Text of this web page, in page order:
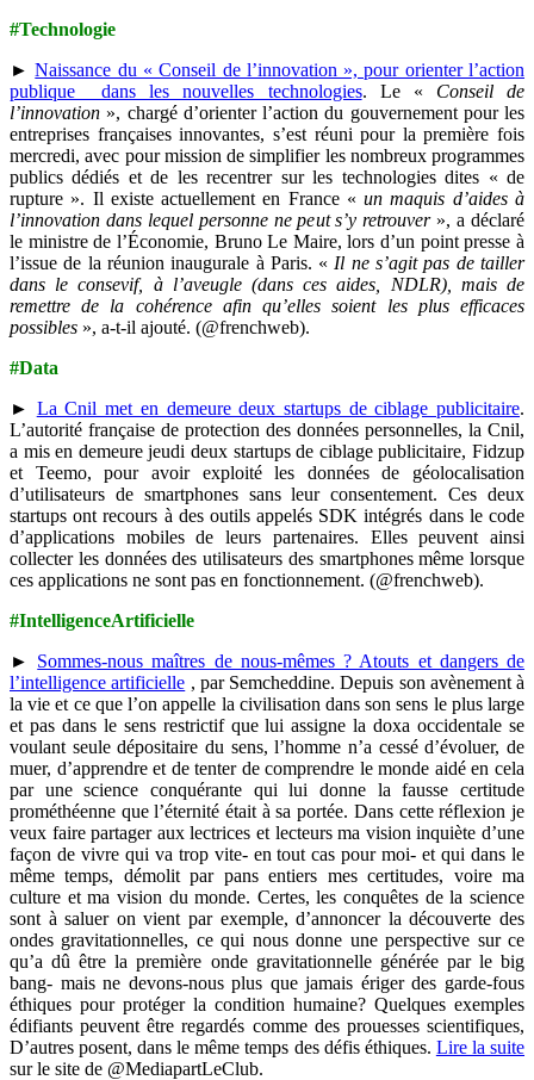
#Technologie
►Naissance du « Conseil de l’innovation », pour orienter l’action
publique dans les nouvelles technologies. Le « Conseil de
l’innovation », chargé d’orienter l’action du gouvernement pour les
entreprises françaises innovantes, s’est réuni pour la première fois
mercredi, avec pour mission de simplifier les nombreux programmes
publics dédiés et de les recentrer sur les technologies dites « de
rupture ». Il existe actuellement en France «un maquis d’aides à
l’innovation dans lequel personne ne peut s’y retrouver », a déclaré
le ministre de l’Économie, Bruno Le Maire, lors d’un point presse à
l’issue de la réunion inaugurale à Paris. « Il ne s’agit pas de tailler
dans le consevif, à l’aveugle (dans ces aides, NDLR), mais de
remettre de la cohérence afin qu’elles soient les plus efficaces
possibles », a-t-il ajouté. (@frenchweb).
#Data
► La Cnil met en demeure deux startups de ciblage publicitaire.
L’autorité française de protection des données personnelles, la Cnil,
a mis en demeure jeudi deux startups de ciblage publicitaire, Fidzup
et Teemo, pour avoir exploité les données de géolocalisation
d’utilisateurs de smartphones sans leur consentement. Ces deux
startups ont recours à des outils appelés SDK intégrés dans le code
d’applications mobiles de leurs partenaires. Elles peuvent ainsi
collecter les données des utilisateurs des smartphones même lorsque
ces applications ne sont pas en fonctionnement. (@frenchweb).
#IntelligenceArtificielle
► Sommes-nous maîtres de nous-mêmes ? Atouts et dangers de
l’intelligence artificielle , par Semcheddine. Depuis son avènement à
la vie et ce que l’on appelle la civilisation dans son sens le plus large
et pas dans le sens restrictif que lui assigne la doxa occidentale se
voulant seule dépositaire du sens, l’homme n’a cessé d’évoluer, de
muer, d’apprendre et de tenter de comprendre le monde aidé en cela
par une science conquérante qui lui donne la fausse certitude
prométhéenne que l’éternité était à sa portée. Dans cette réflexion je
veux faire partager aux lectrices et lecteurs ma vision inquiète d’une
façon de vivre qui va trop vite- en tout cas pour moi- et qui dans le
même temps, démolit par pans entiers mes certitudes, voire ma
culture et ma vision du monde. Certes, les conquêtes de la science
sont à saluer on vient par exemple, d’annoncer la découverte des
ondes gravitationnelles, ce qui nous donne une perspective sur ce
qu’a dû être la première onde gravitationnelle générée par le big
bang- mais ne devons-nous plus que jamais ériger des garde-fous
éthiques pour protéger la condition humaine? Quelques exemples
édifiants peuvent être regardés comme des prouesses scientifiques,
D’autres posent, dans le même temps des défis éthiques. Lire la suite
sur le site de @MediapartLeClub.